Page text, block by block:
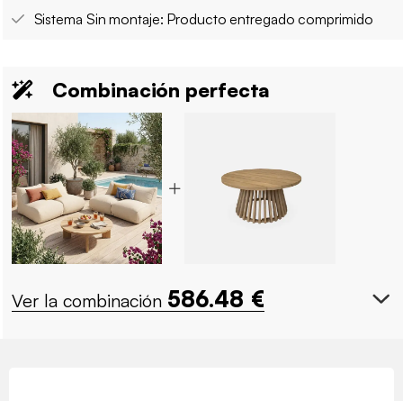
Sistema Sin montaje: Producto entregado comprimido
Combinación perfecta
Ver la combinación 586.48 €